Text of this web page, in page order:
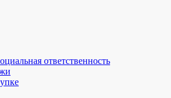
ответственность